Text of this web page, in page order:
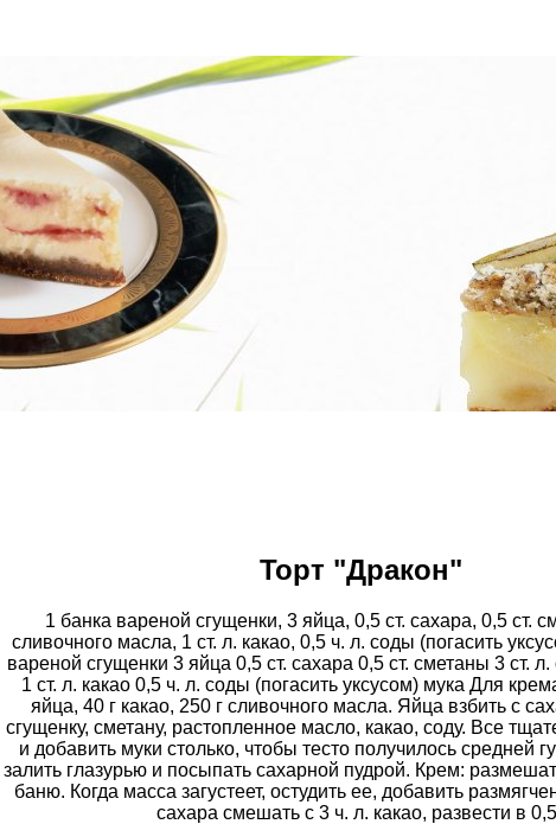
Торт "Дракон"
1 банка вареной сгущенки, 3 яйца, 0,5 ст. сахара, 0,5 ст.
сливочного масла, 1 ст. л. какао, 0,5 ч. л. соды (погасить
вареной сгущенки 3 яйца 0,5 ст. сахара 0,5 ст. сметаны 3 ст.
1 ст. л. какао 0,5 ч. л. соды (погасить уксусом) мука Для
яйца, 40 г какао, 250 г сливочного масла. Яйца взбить с
сгущенку, сметану, растопленное масло, какао, соду. Все
и добавить муки столько, чтобы тесто получилось средней
залить глазурью и посыпать сахарной пудрой. Крем:
баню. Когда масса загустеет, остудить ее, добавить
сахара смешать с 3 ч. л. какао, развести в